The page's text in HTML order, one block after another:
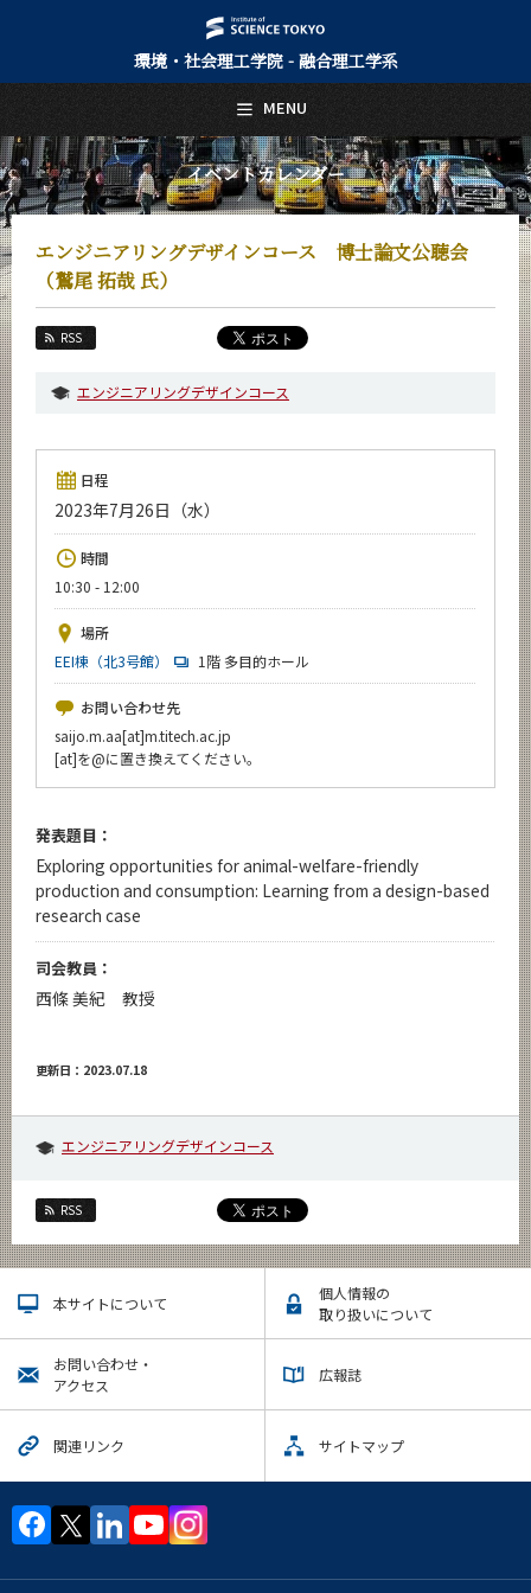
環境・社会理工学院 - 融合理工学系
イベントカレンダー
エンジニアリングデザインコース 博士論文公聴会
（鷲尾 拓哉 氏）
RSS
エンジニアリングデザインコース
日程
2023年7月26日（水）
時間
10:30 - 12:00
場所
EEI棟（北3号館）
1階 多目的ホール
お問い合わせ先
saijo.m.aa[at]m.titech.ac.jp
[at]を@に置き換えてください。
発表題目：
Exploring opportunities for animal-welfare-friendly
production and consumption: Learning from a design-based
research case
司会教員：
西條 美紀 教授
更新日：2023.07.18
エンジニアリングデザインコース
RSS
本サイトについて
個人情報の
取り扱いについて
お問い合わせ・
アクセス
広報誌
関連リンク サイトマップ
MENU
日本語 English
トップページ
Top Page
融合理工学系について
About Us
教育
Education
教員・研究室
Faculty and Laboratories
未来
Admissions
融合理工学系 News
News
イベントカレンダー
Event Calendar
今後のイベント
今後の課程別イベント
年別アーカイブ
サイト構成